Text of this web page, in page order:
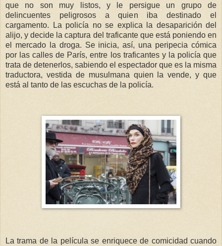
que no son muy listos, y le persigue un grupo de
delincuentes peligrosos a quien iba destinado el
cargamento. La policía no se explica la desaparición del
alijo, y decide la captura del traficante que está poniendo en
el mercado la droga. Se inicia, así, una peripecia cómica
por las calles de París, entre los traficantes y la policía que
trata de detenerlos, sabiendo el espectador que es la misma
traductora, vestida de musulmana quien la vende, y que
está al tanto de las escuchas de la policía.
La trama de la película se enriquece de comicidad cuando